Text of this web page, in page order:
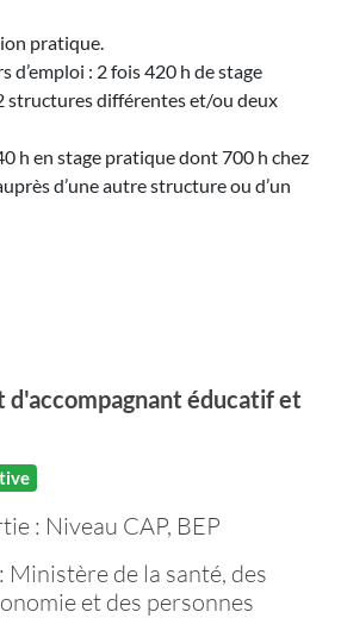
pratique.
d’emploi : 2 fois 420 h de stage
structures différentes et/ou deux
h en stage pratique dont 700 h chez
d’une autre structure ou d’un
d'accompagnant éducatif et
: Niveau CAP, BEP
de la santé, des
et des personnes